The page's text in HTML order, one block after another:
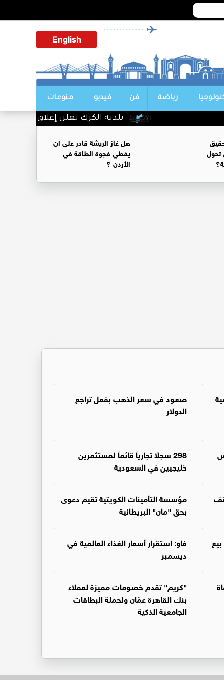
English
رياضة فن فيديو منوعات
بلدية الكرك تعلن إغلاق شوارع
هل غاز الريشة قادر على ان
يغطي فجوة الطاقة في
الأردن ؟
صعود في سعر الذهب بفعل تراجع
الدولار
298 سجلاً تجارياً قائماً لمستثمرين
خليجيين في السعودية
مؤسسة التأمينات الكويتية تقيم دعوى
بحق "مان" البريطانية
بيع
فاو: استقرار أسعار الغذاء العالمية في
ديسمبر
"كريم" تقدم خصومات مميزة لعملاء
بنك القاهرة عمّان ولحملة البطاقات
الجامعية الذكية